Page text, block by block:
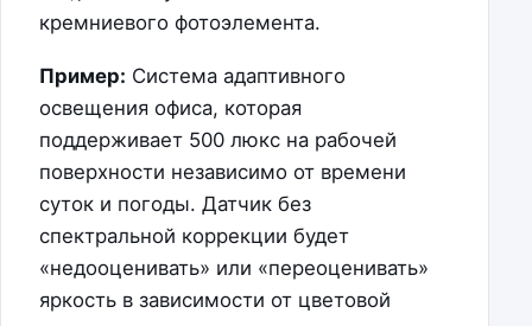
кремниевого фотоэлемента.
Пример: Система адаптивного
освещения офиса, которая
поддерживает 500 люкс на рабочей
поверхности независимо от времени
суток и погоды. Датчик без
спектральной коррекции будет
«недооценивать» или «переоценивать»
яркость в зависимости от цветовой